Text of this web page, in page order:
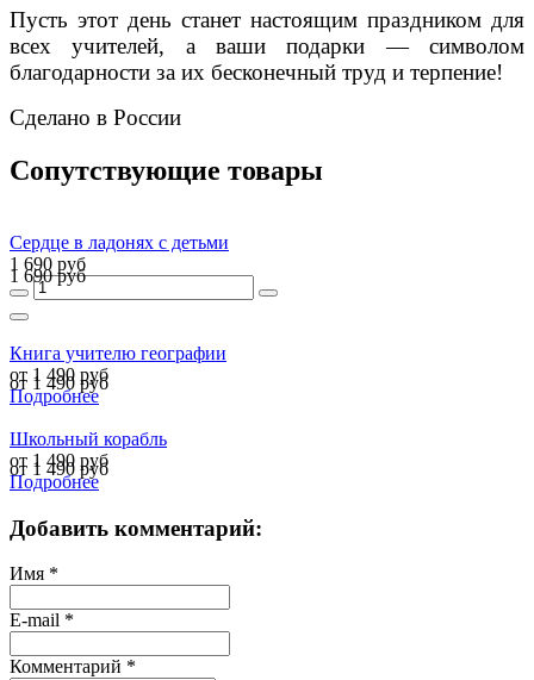
Пусть этот день станет настоящим праздником для
всех учителей, а ваши подарки — символом
благодарности за их бесконечный труд и терпение!
Сделано в России
Сопутствующие товары
Сердце в ладонях с детьми
1 690 руб
1 690 руб
Книга учителю географии
от 1 490 руб
от 1 490 руб
Подробнее
Школьный корабль
от 1 490 руб
от 1 490 руб
Подробнее
Добавить комментарий:
Имя *
E-mail *
Комментарий *